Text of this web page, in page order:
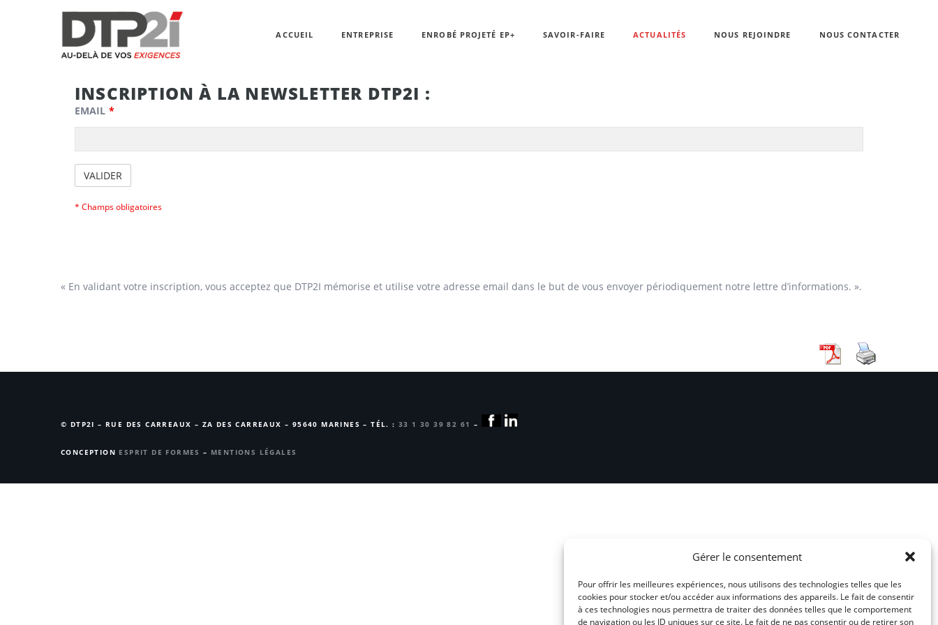
Gérer le consentement
Pour offrir les meilleures expériences, nous utilisons des technologies telles que les
cookies pour stocker et/ou accéder aux informations des appareils. Le fait de consentir
à ces technologies nous permettra de traiter des données telles que le comportement
de navigation ou les ID uniques sur ce site. Le fait de ne pas consentir ou de retirer son
ACCUEIL ENTREPRISE ENROBÉ PROJETÉ EP+ SAVOIR-FAIRE ACTUALITÉS NOUS REJOINDRE NOUS CONTACTER
INSCRIPTION À LA NEWSLETTER DTP2I :
EMAIL *
VALIDER
* Champs obligatoires
« En validant votre inscription, vous acceptez que DTP2I mémorise et utilise votre adresse email dans le but de vous envoyer périodiquement notre lettre d’informations. ».
© DTP2I – RUE DES CARREAUX – ZA DES CARREAUX – 95640 MARINES – TÉL. : 33 1 30 39 82 61 –
CONCEPTION ESPRIT DE FORMES – MENTIONS LÉGALES